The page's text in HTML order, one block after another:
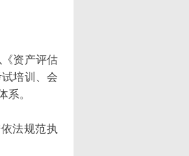
资产评估
培训、会
。
法规范执